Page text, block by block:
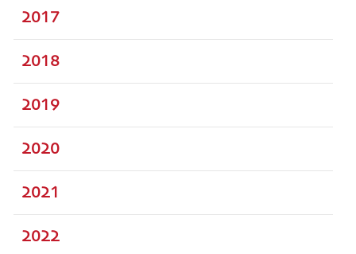
2017
2018
2019
2020
2021
2022